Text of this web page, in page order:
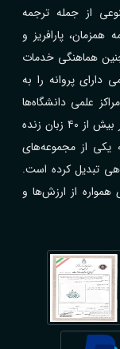
از جمله ترجمه
پارافریز و
هماهنگی خدمات
پروانه را به
علمی دانشگاه‌ها
شرکت‌ها و سازمان‌های مختلف و ارائه خدمات در بیش از ۴۰ زبان زنده
یکی از مجموعه‌های
تبدیل کرده است.
از ارزش‌ها و